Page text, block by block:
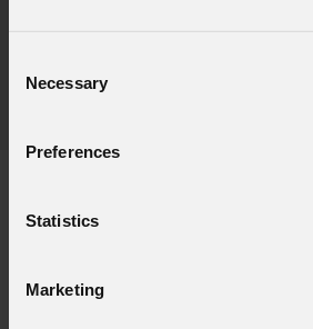
Selection
Necessary
Preferences
Statistics
Marketing
Sistema di aggancio rapido